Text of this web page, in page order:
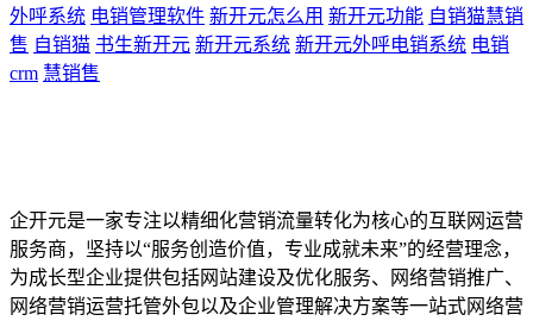
外呼系统 电销管理软件 新开元怎么用 新开元功能 自销猫慧销
售 自销猫 书生新开元 新开元系统 新开元外呼电销系统 电销
crm 慧销售
企开元是一家专注以精细化营销流量转化为核心的互联网运营
服务商，坚持以“服务创造价值，专业成就未来”的经营理念，
为成长型企业提供包括网站建设及优化服务、网络营销推广、
网络营销运营托管外包以及企业管理解决方案等一站式网络营